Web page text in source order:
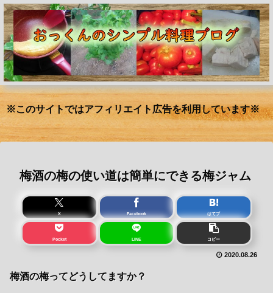
※このサイトではアフィリエイト広告を利用しています※
梅酒の梅の使い道は簡単にできる梅ジャム
X Facebook はてブ
Pocket LINE コピー
2020.08.26
梅酒の梅ってどうしてますか？